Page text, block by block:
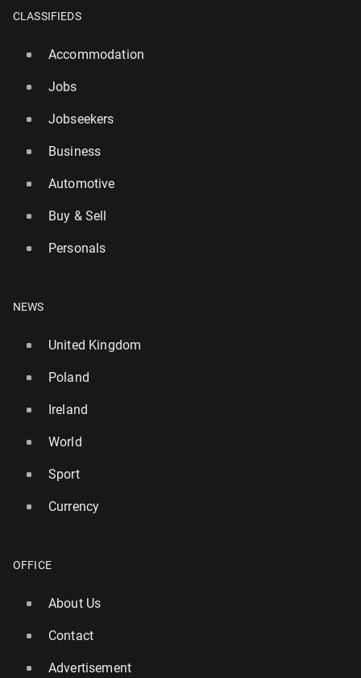
CLASSIFIEDS
Accommodation
Jobs
Jobseekers
Business
Automotive
Buy & Sell
Personals
NEWS
United Kingdom
Poland
Ireland
World
Sport
Currency
OFFICE
About Us
Contact
Advertisement